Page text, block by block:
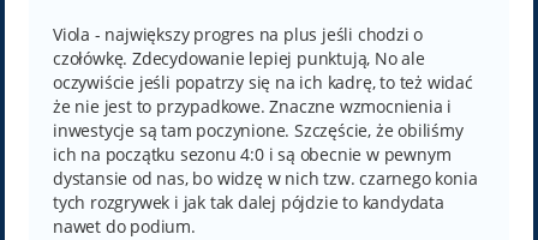
Viola - największy progres na plus jeśli chodzi o
czołówkę. Zdecydowanie lepiej punktują, No ale
oczywiście jeśli popatrzy się na ich kadrę, to też widać
że nie jest to przypadkowe. Znaczne wzmocnienia i
inwestycje są tam poczynione. Szczęście, że obiliśmy
ich na początku sezonu 4:0 i są obecnie w pewnym
dystansie od nas, bo widzę w nich tzw. czarnego konia
tych rozgrywek i jak tak dalej pójdzie to kandydata
nawet do podium.